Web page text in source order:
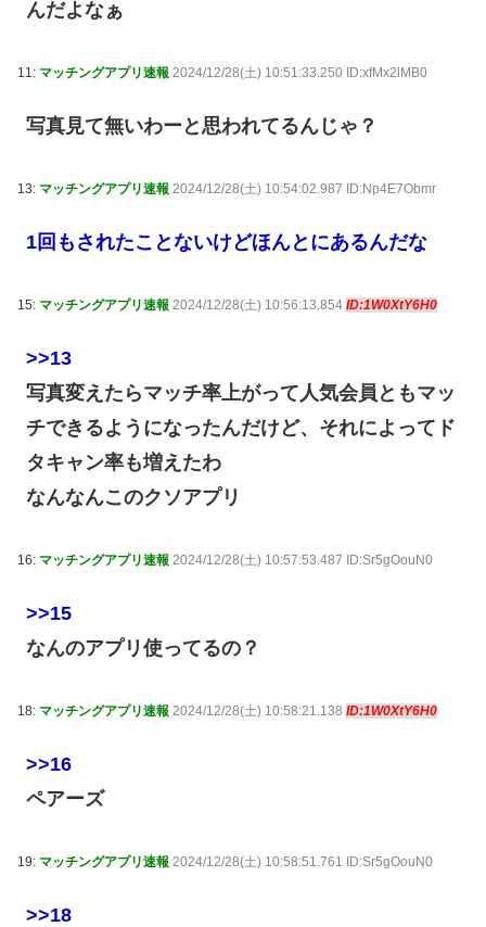
んだよなぁ
11: マッチングアプリ速報 2024/12/28(土) 10:51:33.250 ID:xfMx2lMB0
写真見て無いわーと思われてるんじゃ？
13: マッチングアプリ速報 2024/12/28(土) 10:54:02.987 ID:Np4E7Obmr
1回もされたことないけどほんとにあるんだな
15: マッチングアプリ速報 2024/12/28(土) 10:56:13.854 ID:1W0XtY6H0
>>13
写真変えたらマッチ率上がって人気会員ともマッ
チできるようになったんだけど、それによってド
タキャン率も増えたわ
なんなんこのクソアプリ
16: マッチングアプリ速報 2024/12/28(土) 10:57:53.487 ID:Sr5gOouN0
>>15
なんのアプリ使ってるの？
18: マッチングアプリ速報 2024/12/28(土) 10:58:21.138 ID:1W0XtY6H0
>>16
ペアーズ
19: マッチングアプリ速報 2024/12/28(土) 10:58:51.761 ID:Sr5gOouN0
>>18